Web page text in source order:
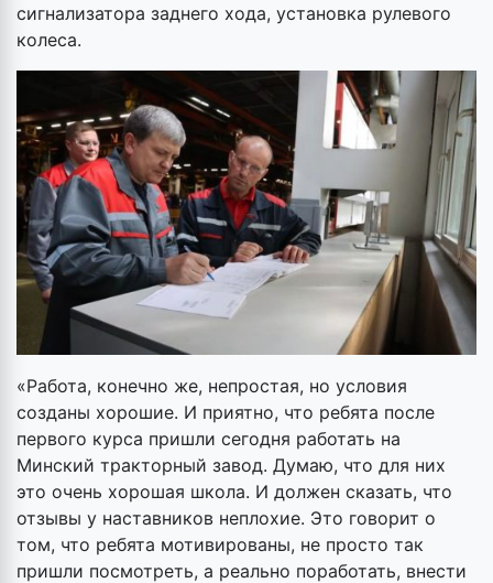
сигнализатора заднего хода, установка рулевого
колеса.
«Работа, конечно же, непростая, но условия
созданы хорошие. И приятно, что ребята после
первого курса пришли сегодня работать на
Минский тракторный завод. Думаю, что для них
это очень хорошая школа. И должен сказать, что
отзывы у наставников неплохие. Это говорит о
том, что ребята мотивированы, не просто так
пришли посмотреть, а реально поработать, внести